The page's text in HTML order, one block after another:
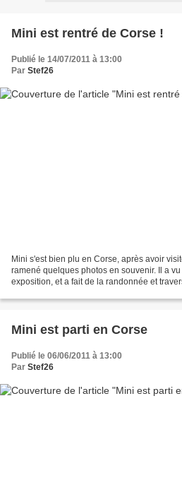
Mini est rentré de Corse !
Publié le 14/07/2011 à 13:00
Par Stef26
Mini s'est bien plu en Corse, après avoir
ramené quelques photos en souvenir. Il a
exposition, et a fait de la randonnée et
Mini est parti en Corse
Publié le 06/06/2011 à 13:00
Par Stef26